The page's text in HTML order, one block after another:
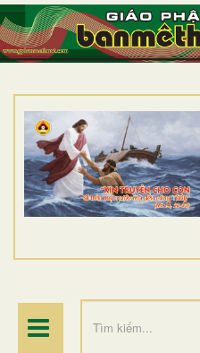
TRANG NHẤT
GIỚI THIỆU
DÒNG TU
BAN MỤC VỤ
ĐOÀN THỂ CG
ĐIỂM HÀNH HƯƠNG